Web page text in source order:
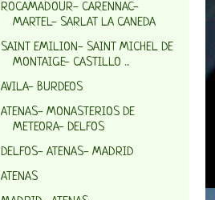
ROCAMADOUR- CARENNAC-
MARTEL- SARLAT LA CANEDA
SAINT EMILION- SAINT MICHEL DE
MONTAIGE- CASTILLO ...
AVILA- BURDEOS
ATENAS- MONASTERIOS DE
METEORA- DELFOS
DELFOS- ATENAS- MADRID
ATENAS